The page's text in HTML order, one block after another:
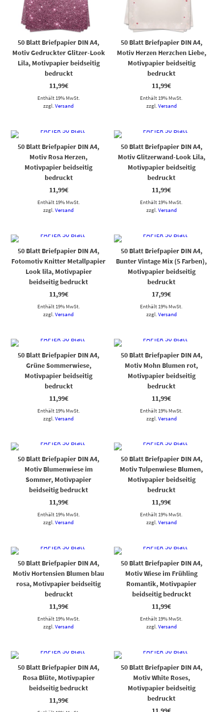
50 Blatt Briefpapier DIN A4,
Motiv Gedruckter Glitzer-Look
Lila, Motivpapier beidseitig
bedruckt
11,99€
Enthält 19% MwSt.
zzgl.Versand
50 Blatt Briefpapier DIN A4,
Motiv Herzen Herzchen Liebe,
Motivpapier beidseitig
bedruckt
11,99€
Enthält 19% MwSt.
zzgl. Versand
50 Blatt Briefpapier DIN A4,
Motiv Rosa Herzen,
Motivpapier beidseitig
bedruckt
11,99€
Enthält 19% MwSt.
zzgl.Versand
50 Blatt Briefpapier DIN A4,
Motiv Glitzerwand-Look Lila,
Motivpapier beidseitig
bedruckt
11,99€
Enthält 19% MwSt.
zzgl. Versand
50 Blatt Briefpapier DIN A4,
Fotomotiv Knitter Metallpapier
Look lila, Motivpapier
beidseitig bedruckt
11,99€
Enthält 19% MwSt.
zzgl.Versand
50 Blatt Briefpapier DIN A4,
Bunter Vintage Mix (5 Farben),
Motivpapier beidseitig
bedruckt
17,99€
Enthält 19% MwSt.
zzgl. Versand
50 Blatt Briefpapier DIN A4,
Grüne Sommerwiese,
Motivpapier beidseitig
bedruckt
11,99€
Enthält 19% MwSt.
zzgl.Versand
50 Blatt Briefpapier DIN A4,
Motiv Mohn Blumen rot,
Motivpapier beidseitig
bedruckt
11,99€
Enthält 19% MwSt.
zzgl. Versand
50 Blatt Briefpapier DIN A4,
Motiv Blumenwiese im
Sommer, Motivpapier
beidseitig bedruckt
11,99€
Enthält 19% MwSt.
zzgl.Versand
50 Blatt Briefpapier DIN A4,
Motiv Tulpenwiese Blumen,
Motivpapier beidseitig
bedruckt
11,99€
Enthält 19% MwSt.
zzgl. Versand
50 Blatt Briefpapier DIN A4,
Motiv Hortensien Blumen blau
rosa, Motivpapier beidseitig
bedruckt
11,99€
Enthält 19% MwSt.
zzgl.Versand
50 Blatt Briefpapier DIN A4,
Motiv Wiese im Frühling
Romantik, Motivpapier
beidseitig bedruckt
11,99€
Enthält 19% MwSt.
zzgl. Versand
50 Blatt Briefpapier DIN A4,
Rosa Blüte, Motivpapier
beidseitig bedruckt
11,99€
50 Blatt Briefpapier DIN A4,
Motiv White Roses,
Motivpapier beidseitig
bedruckt